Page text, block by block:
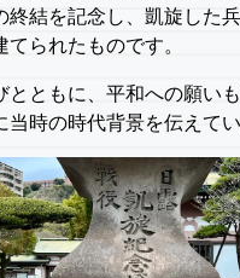
終結を記念し、凱旋した
てられたものです。
とともに、平和への願い
当時の時代背景を伝えてい